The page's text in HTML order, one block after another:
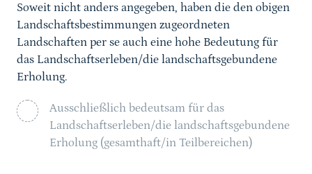
Soweit nicht anders angegeben, haben die den obigen
Landschaftsbestimmungen zugeordneten
Landschaften per se auch eine hohe Bedeutung für
das Landschaftserleben/die landschaftsgebundene
Erholung.
Ausschließlich bedeutsam für das
Landschaftserleben/die landschaftsgebundene
Erholung (gesamthaft/in Teilbereichen)